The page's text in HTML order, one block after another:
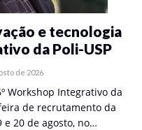
e tecnologia
da Poli-USP
de 2026
Workshop Integrativo da
de recrutamento da
e 20 de agosto, no…